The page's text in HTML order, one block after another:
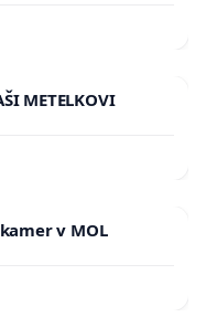
METELKOVI
v MOL